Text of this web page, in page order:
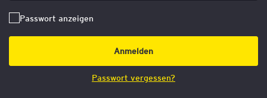
Passwort anzeigen
Anmelden
Passwort vergessen?